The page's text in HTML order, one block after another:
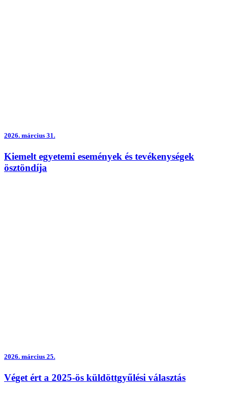
2026. március 31.
Kiemelt egyetemi események és tevékenységek
ösztöndíja
2026. március 25.
Véget ért a 2025-ös küldöttgyűlési választás